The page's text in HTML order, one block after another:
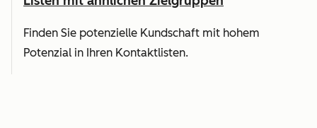
Finden Sie potenzielle Kundschaft mit hohem
Potenzial in Ihren Kontaktlisten.